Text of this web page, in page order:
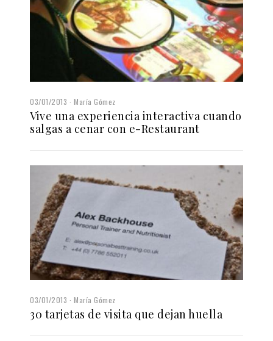
03/01/2013 María Gómez
Vive una experiencia interactiva cuando
salgas a cenar con e-Restaurant
03/01/2013 María Gómez
30 tarjetas de visita que dejan huella